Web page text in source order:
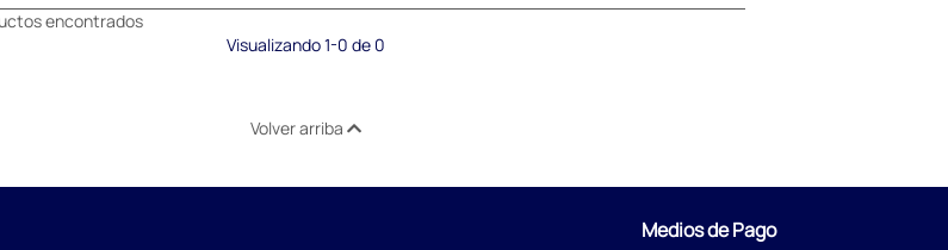
encontrados
Visualizando 1-0 de 0
Volver arriba
Medios de Pago